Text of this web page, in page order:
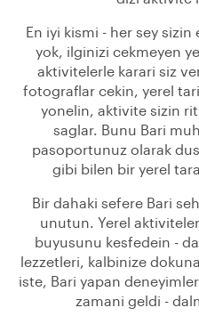
En iyi kismi - her sey
yok, ilginizi cekmeyen
aktivitelerle karari siz
fotograflar cekin, yerel
yonelin, aktivite sizin
saglar. Bunu Bari
pasoportunuz olarak
gibi bilen bir yerel
Bir dahaki sefere Bari
unutun. Yerel
buyusunu kesfedein -
lezzetleri, kalbinize
iste, Bari yapan
zamani geldi -